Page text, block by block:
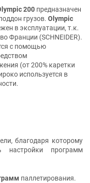
ympic200 предназначен
грузов.Olympic
в эксплуатации, т.к.
Франции (SCHNEIDER).
с помощью
(от 200% каретки
используется в
благодаря которому
настройки программ
паллетирования.